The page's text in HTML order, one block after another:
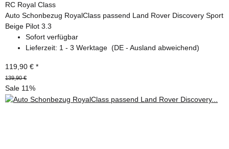
RC Royal Class
Auto Schonbezug RoyalClass passend Land Rover Discovery Sport
Beige Pilot 3.3
Sofort verfügbar
Lieferzeit: 1 - 3 Werktage (DE - Ausland abweichend)
119,90 € *
139,90 €
Sale 11%